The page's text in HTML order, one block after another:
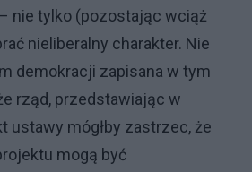
nie tylko (pozostając wciąż
nieliberalny charakter. Nie
demokracji zapisana w tym
rząd, przedstawiając w
ustawy mógłby zastrzec, że
mogą być